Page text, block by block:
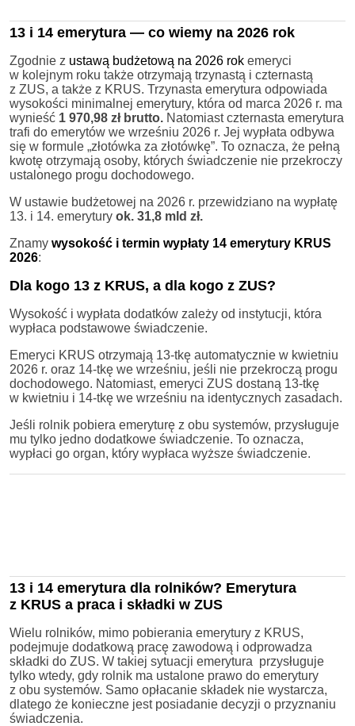
13 i 14 emerytura — co wiemy na 2026 rok
Zgodnie z ustawą budżetową na 2026 rok emeryci
w kolejnym roku także otrzymają trzynastą i czternastą
z ZUS, a także z KRUS. Trzynasta emerytura odpowiada
wysokości minimalnej emerytury, która od marca 2026 r. ma
wynieść 1 970,98 zł brutto. Natomiast czternasta emerytura
trafi do emerytów we wrześniu 2026 r. Jej wypłata odbywa
się w formule „złotówka za złotówkę”. To oznacza, że pełną
kwotę otrzymają osoby, których świadczenie nie przekroczy
ustalonego progu dochodowego.
W ustawie budżetowej na 2026 r. przewidziano na wypłatę
13. i 14. emerytury ok. 31,8 mld zł.
Znamy wysokość i termin wypłaty 14 emerytury KRUS
2026:
Dla kogo 13 z KRUS, a dla kogo z ZUS?
Wysokość i wypłata dodatków zależy od instytucji, która
wypłaca podstawowe świadczenie.
Emeryci KRUS otrzymają 13-tkę automatycznie w kwietniu
2026 r. oraz 14-tkę we wrześniu, jeśli nie przekroczą progu
dochodowego. Natomiast, emeryci ZUS dostaną 13-tkę
w kwietniu i 14-tkę we wrześniu na identycznych zasadach.
Jeśli rolnik pobiera emeryturę z obu systemów, przysługuje
mu tylko jedno dodatkowe świadczenie. To oznacza,
wypłaci go organ, który wypłaca wyższe świadczenie.
13 i 14 emerytura dla rolników? Emerytura
z KRUS a praca i składki w ZUS
Wielu rolników, mimo pobierania emerytury z KRUS,
podejmuje dodatkową pracę zawodową i odprowadza
składki do ZUS. W takiej sytuacji emerytura przysługuje
tylko wtedy, gdy rolnik ma ustalone prawo do emerytury
z obu systemów. Samo opłacanie składek nie wystarcza,
dlatego że konieczne jest posiadanie decyzji o przyznaniu
świadczenia.